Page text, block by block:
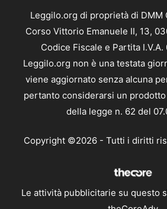
Leggilo.org di proprietà di DMM
Corso Vittorio Emanuele II, 13,
Codice Fiscale e Partita
Leggilo.org non è una testata
viene aggiornato senza alcuna
pertanto considerarsi un
della legge n. 62 del
Copyright ©2026 - Tutti i diritti
Le attività pubblicitarie su questo